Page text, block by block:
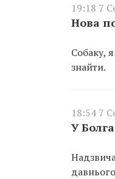
19:18 7
Нова
Собаку,
знайти.
18:54 7
У